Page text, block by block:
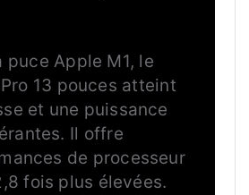
puce Apple M1, le
13 pouces atteint
et une puissance
Il offre
de processeur
fois plus élevées.